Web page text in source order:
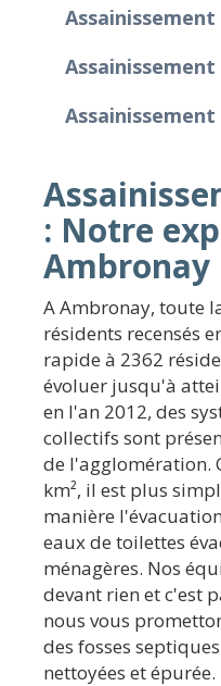
: Notre
Ambronay
A Ambronay, toute
résidents recensés
rapide à 2362
évoluer jusqu'à
en l'an 2012, des
collectifs sont
de l'agglomération.
km², il est plus
manière
eaux de toilettes
ménagères. Nos
devant rien et c'est
nous vous
des fosses
nettoyées et épurée.